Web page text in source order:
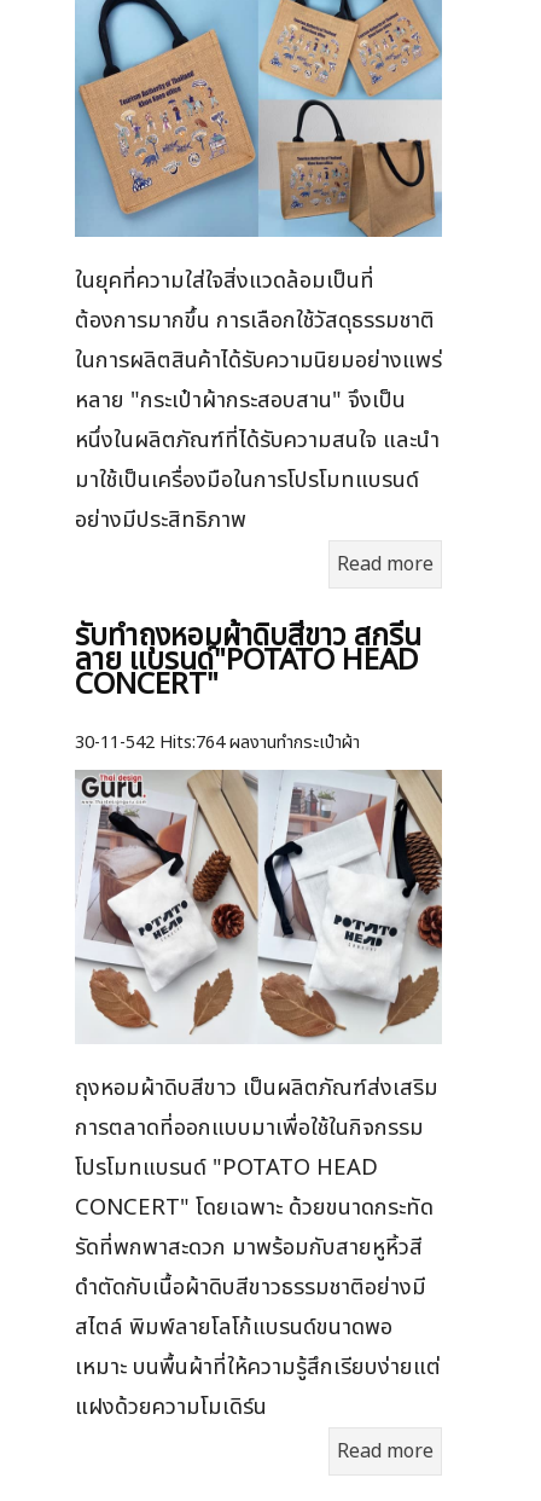
ในยุคที่ความใส่ใจสิ่งแวดล้อมเป็นที่
ต้องการมากขึ้น การเลือกใช้วัสดุธรรมชาติ
ในการผลิตสินค้าได้รับความนิยมอย่างแพร่
หลาย "กระเป๋าผ้ากระสอบสาน" จึงเป็น
หนึ่งในผลิตภัณฑ์ที่ได้รับความสนใจ และนำ
มาใช้เป็นเครื่องมือในการโปรโมทแบรนด์
อย่างมีประสิทธิภาพ
Read more
รับทำถุงหอมผ้าดิบสีขาว สกรีน
ลาย แบรนด์"POTATO HEAD
CONCERT"
30-11-542 Hits:764 ผลงานทำกระเป๋าผ้า
ถุงหอมผ้าดิบสีขาว เป็นผลิตภัณฑ์ส่งเสริม
การตลาดที่ออกแบบมาเพื่อใช้ในกิจกรรม
โปรโมทแบรนด์ "POTATO HEAD
CONCERT" โดยเฉพาะ ด้วยขนาดกระทัด
รัดที่พกพาสะดวก มาพร้อมกับสายหูหิ้วสี
ดำตัดกับเนื้อผ้าดิบสีขาวธรรมชาติอย่างมี
สไตล์ พิมพ์ลายโลโก้แบรนด์ขนาดพอ
เหมาะ บนพื้นผ้าที่ให้ความรู้สึกเรียบง่ายแต่
แฝงด้วยความโมเดิร์น
Read more